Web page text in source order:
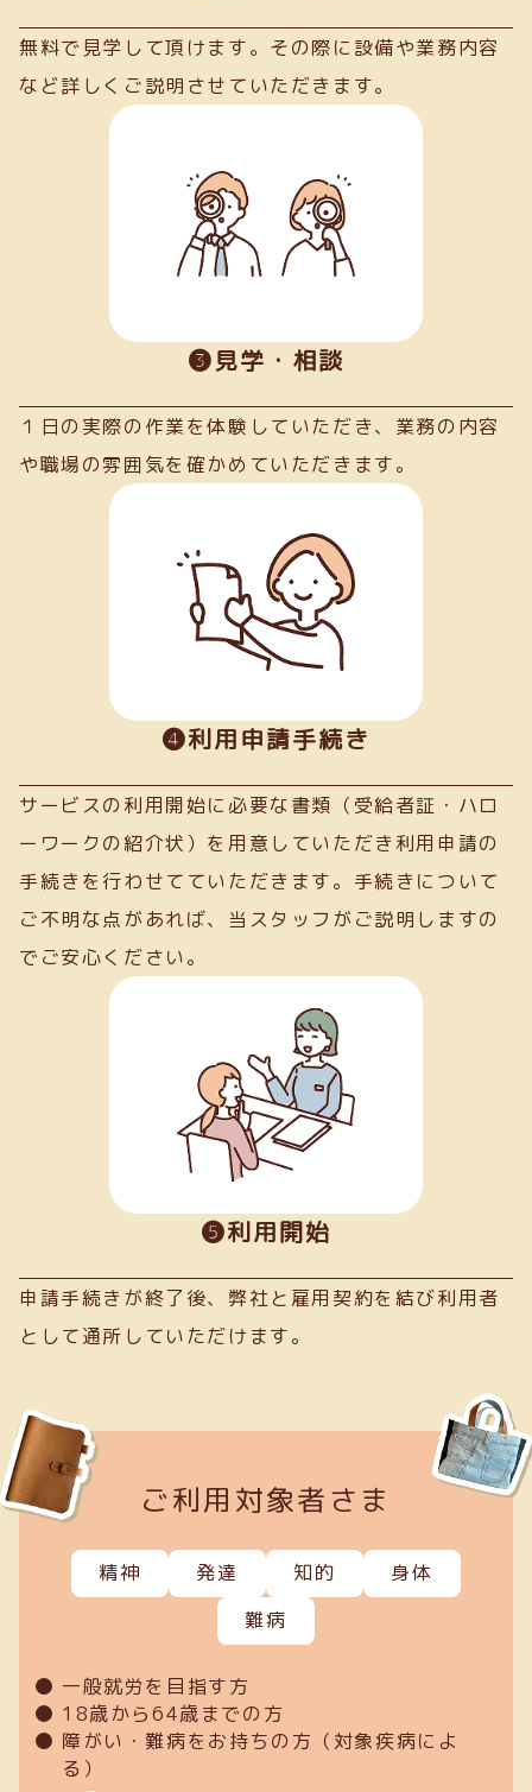
無料で見学して頂けます。その際に設備や業務内容
など詳しくご説明させていただきます。
➌見学・相談
１日の実際の作業を体験していただき、業務の内容
や職場の雰囲気を確かめていただきます。
➍利用申請手続き
サービスの利用開始に必要な書類（受給者証・ハロ
ーワークの紹介状）を用意していただき利用申請の
手続きを行わせてていただきます。手続きについて
ご不明な点があれば、当スタッフがご説明しますの
でご安心ください。
❺利用開始
申請手続きが終了後、弊社と雇用契約を結び利用者
として通所していただけます。
ご利用対象者さま
精神 発達 知的
身体
難病
一般就労を目指す方
18歳から64歳までの方
障がい・難病をお持ちの方（対象疾病によ
る）